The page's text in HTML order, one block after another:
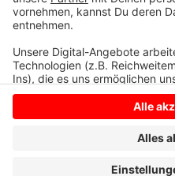
Anzeige